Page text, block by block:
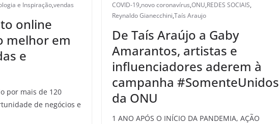
e Inspiração,vendas
online
melhor em
e
por mais de 120
de negócios e
COVID-19,novo coronavírus,ONU,REDES SOCIAIS,
Reynaldo Gianecchini,Taís Araujo
De Taís Araújo a Gaby
Amarantos, artistas e
influenciadores aderem à
campanha #SomenteUnidos
da ONU
1 ANO APÓS O INÍCIO DA PANDEMIA, AÇÃO